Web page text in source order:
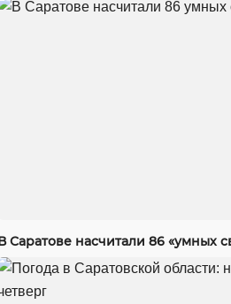
Саратове насчитали 86 «умных